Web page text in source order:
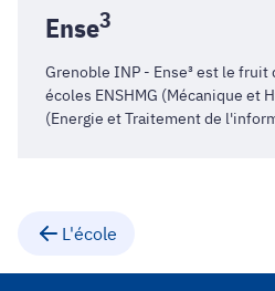
Ense3
Grenoble INP - Ense³ est le fruit
écoles ENSHMG (Mécanique et
(Energie et Traitement de
L'école